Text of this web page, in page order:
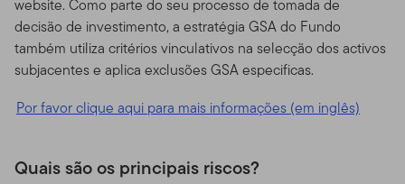
website. Como parte do seu processo de tomada de
decisão de investimento, a estratégia GSA do Fundo
também utiliza critérios vinculativos na selecção dos activos
subjacentes e aplica exclusões GSA especificas.
Por favor clique aqui para mais informações (em inglês)
Quais são os principais riscos?